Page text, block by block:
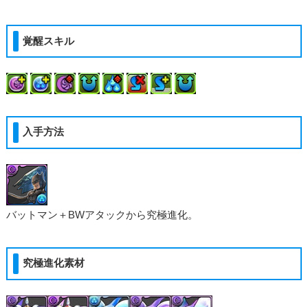
覚醒スキル
入手方法
バットマン＋BWアタックから究極進化。
究極進化素材